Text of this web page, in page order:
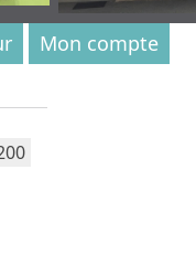
Mon compte